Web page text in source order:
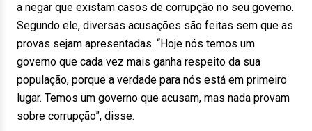
a negar que existam casos de corrupção no seu governo.
Segundo ele, diversas acusações são feitas sem que as
provas sejam apresentadas. “Hoje nós temos um
governo que cada vez mais ganha respeito da sua
população, porque a verdade para nós está em primeiro
lugar. Temos um governo que acusam, mas nada provam
sobre corrupção”, disse.